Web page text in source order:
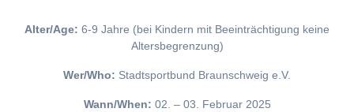
Alter/Age: 6-9 Jahre (bei Kindern mit Beeinträchtigung keine
Altersbegrenzung)
Wer/Who: Stadtsportbund Braunschweig e.V.
Wann/When: 02. – 03. Februar 2025